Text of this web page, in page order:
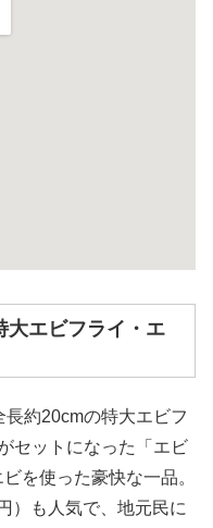
エビフライ・エ
約20cmの特大エビフ
セットになった「エビ
を使った豪快な一品。
）も人気で、地元民に